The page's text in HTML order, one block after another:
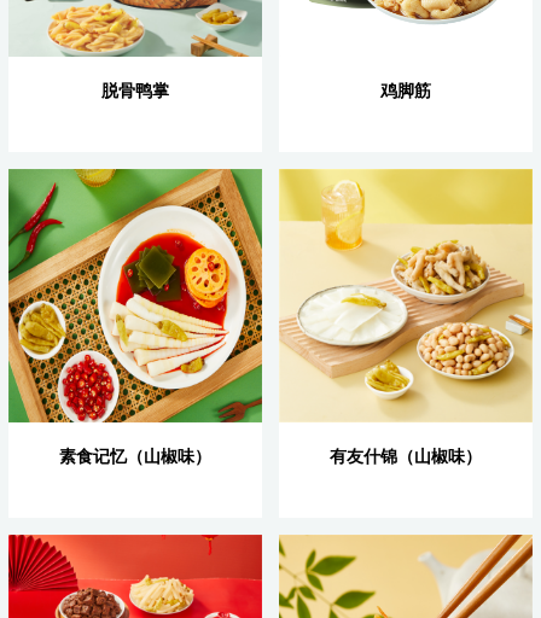
脱骨鸭掌 鸡脚筋
素食记忆（山椒味） 有友什锦（山椒味）